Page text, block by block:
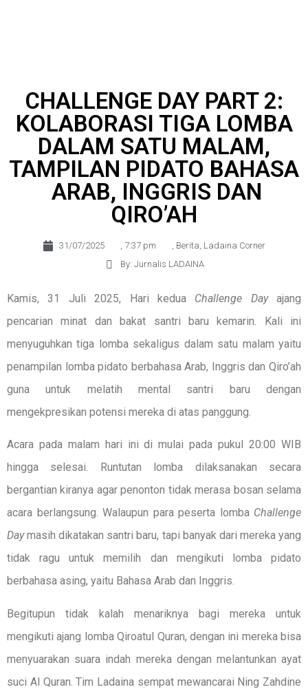
CHALLENGE DAY PART 2:
KOLABORASI TIGA LOMBA
DALAM SATU MALAM,
TAMPILAN PIDATO BAHASA
ARAB, INGGRIS DAN
QIRO’AH
31/07/2025 , 7:37 pm , Berita, Ladaina Corner
By: Jurnalis LADAINA
Kamis, 31 Juli 2025, Hari kedua Challenge Dayajang
pencarian minat dan bakat santri baru kemarin. Kali ini
menyuguhkan tiga lomba sekaligus dalam satu malam yaitu
penampilan lomba pidato berbahasa Arab, Inggris dan Qiro’ah
guna untuk melatih mental santri baru dengan
mengekpresikan potensi mereka di atas panggung.
Acara pada malam hari ini di mulai pada pukul 20:00 WIB
hingga selesai. Runtutan lomba dilaksanakan secara
bergantian kiranya agar penonton tidak merasa bosan selama
acara berlangsung. Walaupun para peserta lomba Challenge
Daymasih dikatakan santri baru, tapi banyak dari mereka yang
tidak ragu untuk memilih dan mengikuti lomba pidato
berbahasa asing, yaitu Bahasa Arab dan Inggris.
Begitupun tidak kalah menariknya bagi mereka untuk
mengikuti ajang lomba Qiroatul Quran, dengan ini mereka bisa
menyuarakan suara indah mereka dengan melantunkan ayat
suci Al Quran. Tim Ladaina sempat mewancarai Ning Zahdine